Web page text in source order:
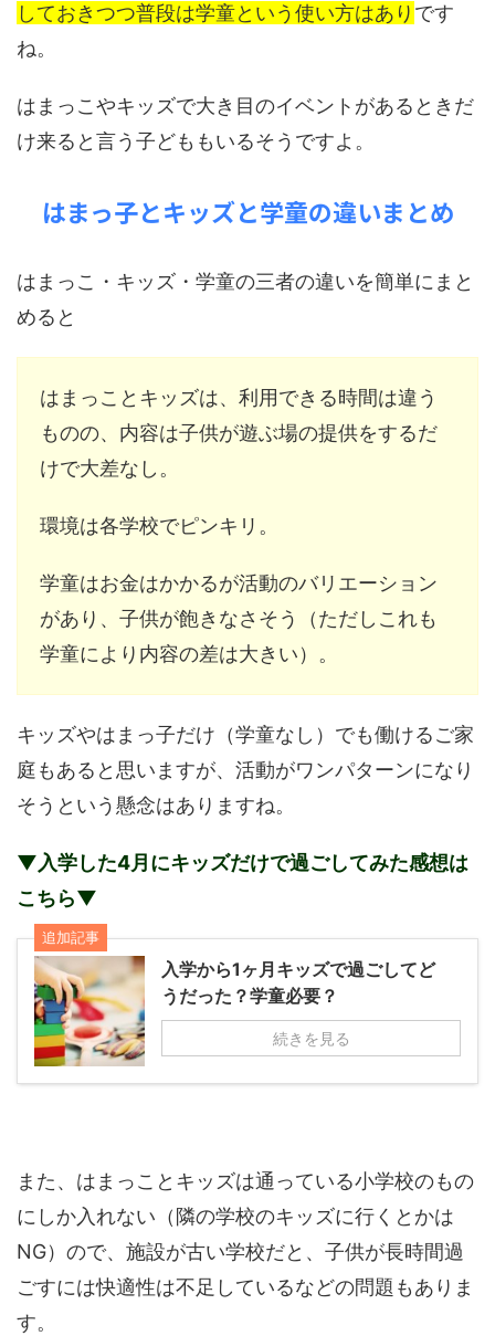
しておきつつ普段は学童という使い方はあり です
ね。
はまっこやキッズで大き目のイベントがあるときだ
け来ると言う子どももいるそうですよ。
はまっ子とキッズと学童の違いまとめ
はまっこ・キッズ・学童の三者の違いを簡単にまと
めると
はまっことキッズは、利用できる時間は違う
ものの、内容は子供が遊ぶ場の提供をするだ
けで大差なし。
環境は各学校でピンキリ。
学童はお金はかかるが活動のバリエーション
があり、子供が飽きなさそう（ただしこれも
学童により内容の差は大きい）。
キッズやはまっ子だけ（学童なし）でも働けるご家
庭もあると思いますが、活動がワンパターンになり
そうという懸念はありますね。
▼入学した4月にキッズだけで過ごしてみた感想は
こちら▼
追加記事
入学から1ヶ月キッズで過ごしてど
うだった？学童必要？
続きを見る
また、はまっことキッズは通っている小学校のもの
にしか入れない（隣の学校のキッズに行くとかは
NG）ので、施設が古い学校だと、子供が長時間過
ごすには快適性は不足しているなどの問題もありま
す。